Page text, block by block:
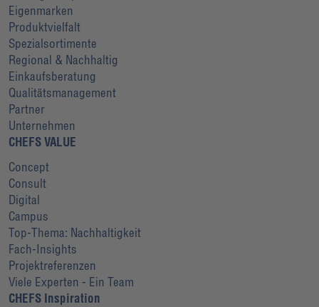
Eigenmarken
Produktvielfalt
Spezialsortimente
Regional & Nachhaltig
Einkaufsberatung
Qualitätsmanagement
Partner
Unternehmen
CHEFS VALUE
Concept
Consult
Digital
Campus
Top-Thema: Nachhaltigkeit
Fach-Insights
Projektreferenzen
Viele Experten - Ein Team
CHEFS Inspiration